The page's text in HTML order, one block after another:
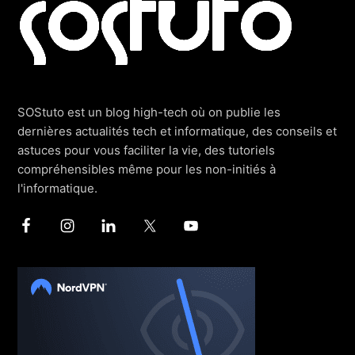
SOStuto est un blog high-tech où on publie les
dernières actualités tech et informatique, des conseils et
astuces pour vous faciliter la vie, des tutoriels
compréhensibles même pour les non-initiés à
l'informatique.